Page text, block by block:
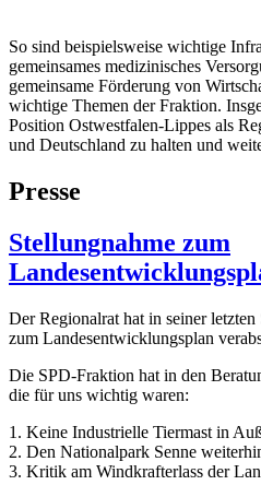
So sind beispielsweise wichtige
gemeinsames medizinisches
gemeinsame Förderung von
wichtige Themen der Fraktion.
Position Ostwestfalen-Lippes als
und Deutschland zu halten und
Presse
Stellungnahme zum
Der Regionalrat hat in seiner
zum Landesentwicklungsplan
Die SPD-Fraktion hat in den
die für uns wichtig waren:
1. Keine Industrielle Tiermast in
2. Den Nationalpark Senne
3. Kritik am Windkrafterlass der